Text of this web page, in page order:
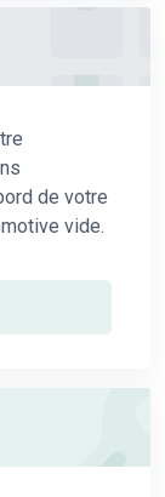
de votre
vide.